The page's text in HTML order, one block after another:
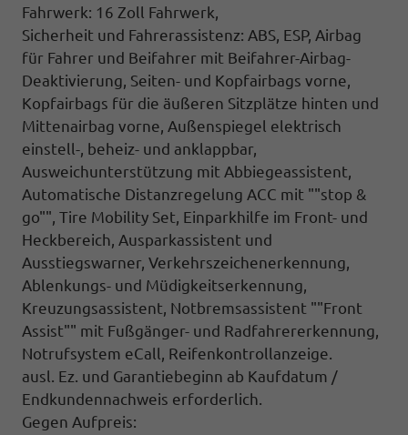
Fahrwerk: 16 Zoll Fahrwerk,
Sicherheit und Fahrerassistenz: ABS, ESP, Airbag
für Fahrer und Beifahrer mit Beifahrer-Airbag-
Deaktivierung, Seiten- und Kopfairbags vorne,
Kopfairbags für die äußeren Sitzplätze hinten und
Mittenairbag vorne, Außenspiegel elektrisch
einstell-, beheiz- und anklappbar,
Ausweichunterstützung mit Abbiegeassistent,
Automatische Distanzregelung ACC mit ""stop &
go"", Tire Mobility Set, Einparkhilfe im Front- und
Heckbereich, Ausparkassistent und
Ausstiegswarner, Verkehrszeichenerkennung,
Ablenkungs- und Müdigkeitserkennung,
Kreuzungsassistent, Notbremsassistent ""Front
Assist"" mit Fußgänger- und Radfahrererkennung,
Notrufsystem eCall, Reifenkontrollanzeige.
ausl. Ez. und Garantiebeginn ab Kaufdatum /
Endkundennachweis erforderlich.
Gegen Aufpreis: